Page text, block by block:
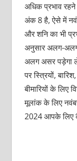
अधिक प्रभाव
अंक 8 है, ऐसे में
और शनि का भी
अनुसार अलग-
अलग असर पड़ेगा
पर स्त्रियों,
बीमारियों के
मूलांक के लिए
2024 आपके लिए